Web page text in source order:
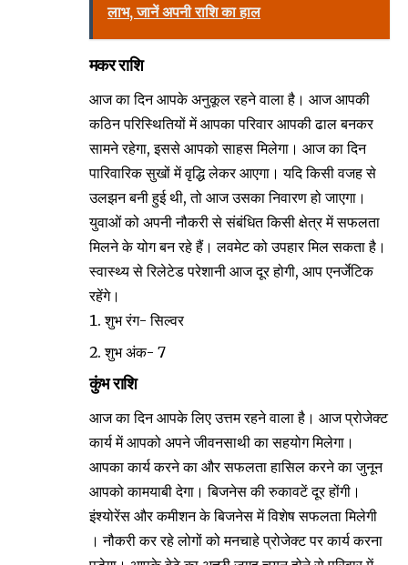
लाभ, जानें अपनी राशि का हाल
मकर राशि
आज का दिन आपके अनुकूल रहने वाला है। आज आपकी
कठिन परिस्थितियों में आपका परिवार आपकी ढाल बनकर
सामने रहेगा, इससे आपको साहस मिलेगा। आज का दिन
पारिवारिक सुखों में वृद्धि लेकर आएगा। यदि किसी वजह से
उलझन बनी हुई थी, तो आज उसका निवारण हो जाएगा।
युवाओं को अपनी नौकरी से संबंधित किसी क्षेत्र में सफलता
मिलने के योग बन रहे हैं। लवमेट को उपहार मिल सकता है।
स्वास्थ्य से रिलेटेड परेशानी आज दूर होगी, आप एनर्जेटिक
रहेंगे।
शुभ रंग- सिल्वर
शुभ अंक- 7
कुंभ राशि
आज का दिन आपके लिए उत्तम रहने वाला है। आज प्रोजेक्ट
कार्य में आपको अपने जीवनसाथी का सहयोग मिलेगा।
आपका कार्य करने का और सफलता हासिल करने का जुनून
आपको कामयाबी देगा। बिजनेस की रुकावटें दूर होंगी।
इंश्योरेंस और कमीशन के बिजनेस में विशेष सफलता मिलेगी
। नौकरी कर रहे लोगों को मनचाहे प्रोजेक्ट पर कार्य करना